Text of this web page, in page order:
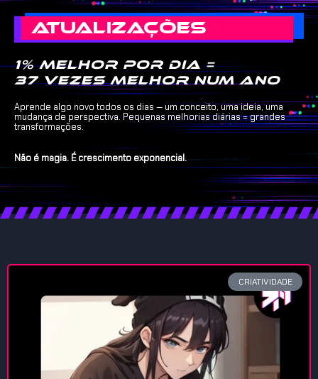
ATUALIZAÇÕES
1% melhor por dia =
37 vezes melhor num ano
Aprende algo novo todos os dias — um conceito, uma ideia, uma
mudança de perspectiva. Pequenas melhorias diárias = grandes
transformações.
Não é magia. É crescimento exponencial.
CRIATIVIDADE